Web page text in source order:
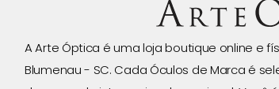
A Arte Óptica é uma loja boutique online e
Blumenau - SC. Cada Óculos de Marca é